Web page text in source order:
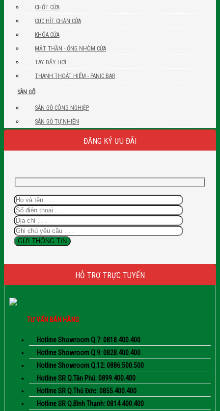
CHỐT CỬA
CỤC HÍT CHẶN CỬA
KHÓA CỬA
MẮT THẦN - ỐNG NHÒM CỬA
TAY ĐẨY HƠI
THANH THOÁT HIỂM - PANIC BAR
SÀN GỖ
SÀN GỖ CÔNG NGHIỆP
SÀN GỖ TỰ NHIÊN
ĐĂNG KÝ ƯU ĐÃI
HỖ TRỢ TRỰC TUYẾN
TƯ VẤN BÁN HÀNG
Hotline Showroom Q.7: 0818.400.400
Hotline Showroom Q.9: 0828.400.400
Hotline Showroom Q.12: 0886.500.500
Hotline SR Q.Tân Phú: 0899.400.400
Hotline SR Q.Thủ Đức: 0855.400.400
Hotline SR Q.Bình Thạnh: 0814.400.400